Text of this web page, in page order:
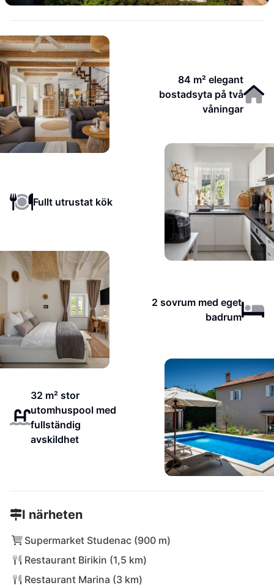
84 m² elegant
bostadsyta på två
våningar
Fullt utrustat kök
2 sovrum med eget
badrum
32 m² stor
utomhuspool med
fullständig
avskildhet
I närheten
Supermarket Studenac (900 m)
Restaurant Birikin (1,5 km)
Restaurant Marina (3 km)